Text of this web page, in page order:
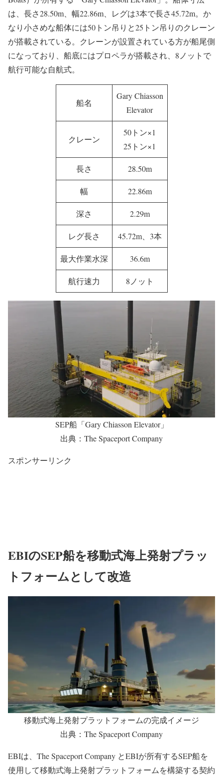
は、長さ28.50m、幅22.86m、レグは3本で長さ45.72m。か
なり小さめな船体には50トン吊りと25トン吊りのクレーン
が搭載されている。クレーンが設置されている方が船尾側
になっており、船底にはプロペラが搭載され、8ノットで
航行可能な自航式。
船名
Gary Chiasson
Elevator
クレーン
50トン×1
25トン×1
長さ 28.50m
幅 22.86m
深さ 2.29m
レグ長さ 45.72m、3本
最大作業水深 36.6m
航行速力 8ノット
SEP船「Gary Chiasson Elevator」
出典：The Spaceport Company
スポンサーリンク
EBIのSEP船を移動式海上発射プラッ
トフォームとして改造
移動式海上発射プラットフォームの完成イメージ
出典：The Spaceport Company
EBIは、The Spaceport Company とEBIが所有するSEP船を
使用して移動式海上発射プラットフォームを構築する契約